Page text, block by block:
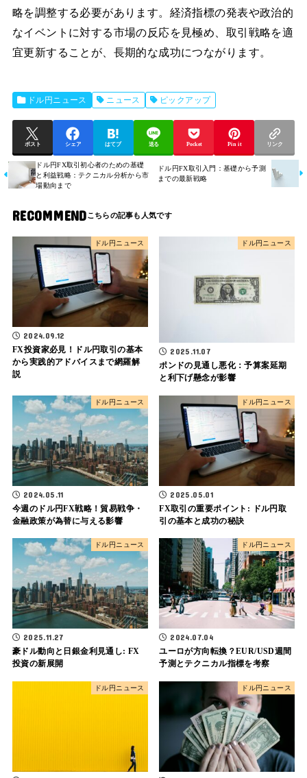
略を調整する必要があります。経済指標の発表や政治的
なイベントに対する市場の反応を見極め、取引戦略を適
宜更新することが、長期的な成功につながります。
ドル円ニュース ニュース ピックアップ
ポスト シェア はてブ 送る Pocket Pin it リンク
ドル円FX取引初心者のための基礎
と利益戦略：テクニカル分析から市
場動向まで
ドル円FX取引入門：基礎から予測
までの最新戦略
RECOMMEND
ドル円ニュース
2024.09.12
FX投資家必見！ドル円取引の基本
から実践的アドバイスまで網羅解
説
ドル円ニュース
2025.11.07
ポンドの見通し悪化：予算案延期
と利下げ懸念が影響
ドル円ニュース
2024.05.11
今週のドル円FX戦略！貿易戦争・
金融政策が為替に与える影響
ドル円ニュース
2025.05.01
FX取引の重要ポイント: ドル円取
引の基本と成功の秘訣
ドル円ニュース
2025.11.27
豪ドル動向と日銀金利見通し: FX
投資の新展開
ドル円ニュース
2024.07.04
ユーロが方向転換？EUR/USD週間
予測とテクニカル指標を考察
ドル円ニュース ドル円ニュース